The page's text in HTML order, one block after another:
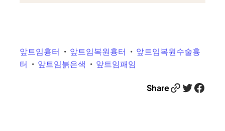
앞트임흉터 앞트임복원흉터
앞트임복원수술흉
터
앞트임붉은색 앞트임패임
ShareLink Twitter Facebook